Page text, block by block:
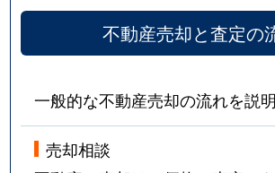
不動産売却と査定の
一般的な不動産売却の流れを説明
売却相談